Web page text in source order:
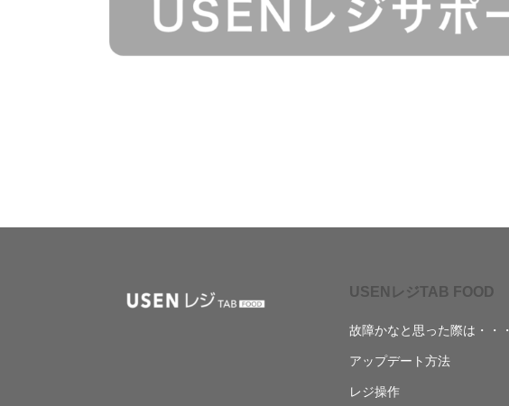
USENレジTAB FOOD
故障かなと思った際は・・・
アップデート方法
レジ操作